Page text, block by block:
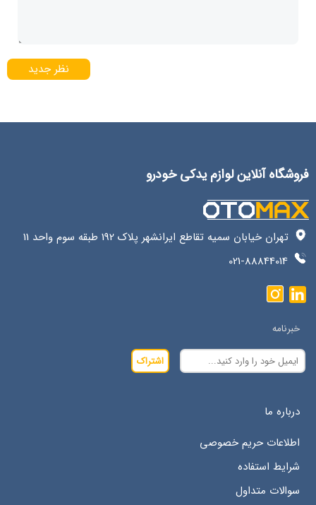
نظر جدید
فروشگاه آنلاین لوازم یدکی خودرو
تهران خیابان سمیه تقاطع ایرانشهر پلاک 192 طبقه سوم واحد 11
021-88844014
خبرنامه
اشتراک
درباره ما
اطلاعات حریم خصوصی
شرایط استفاده
سوالات متداول